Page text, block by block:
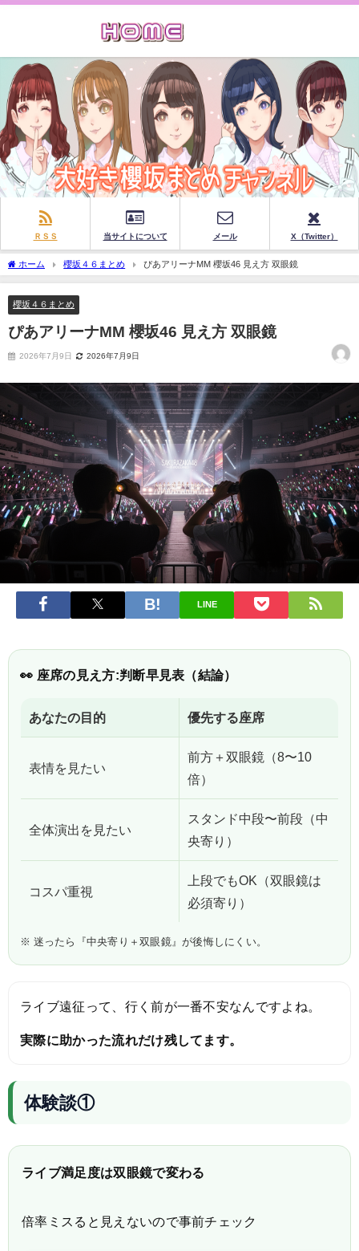
ＲＳＳ 当サイトについて メール X（Twitter）
ホーム 櫻坂４６まとめ ぴあアリーナMM 櫻坂46 見え方 双眼鏡
櫻坂４６まとめ
ぴあアリーナMM 櫻坂46 見え方 双眼鏡
2026年7月9日 2026年7月9日
LINE
👀 座席の見え方:判断早見表（結論）
あなたの目的 優先する座席
表情を見たい
前方＋双眼鏡（8〜10
倍）
全体演出を見たい
スタンド中段〜前段（中
央寄り）
コスパ重視
上段でもOK（双眼鏡は
必須寄り）
※ 迷ったら『中央寄り＋双眼鏡』が後悔しにくい。
ライブ遠征って、行く前が一番不安なんですよね。
実際に助かった流れだけ残してます。
体験談①
ライブ満足度は双眼鏡で変わる
倍率ミスると見えないので事前チェック